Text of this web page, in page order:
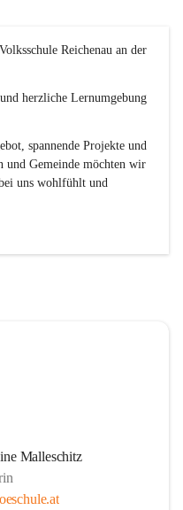
Volksschule Reichenau an der
herzliche Lernumgebung
spannende Projekte und
und Gemeinde möchten wir
uns wohlfühlt und
Malleschitz